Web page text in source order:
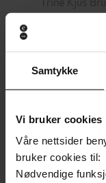
Samtykke
Vi bruker cookies
Våre nettsider
bruker cookies til:
Nødvendige
Andre har